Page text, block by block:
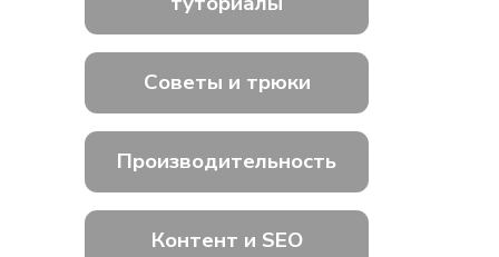
Советы и трюки
Производительность
Контент и SEO